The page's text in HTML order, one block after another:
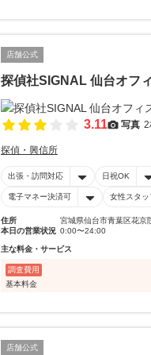
店舗公式
探偵社SIGNAL 仙台オフ
3.11 写真 2
探偵・興信所
出張・訪問対応 日祝OK
電子マネー決済可 女性スタッ
住所
宮城県仙台市青葉区花京
本日の営業状況 0:00〜24:00
主な料金・サービス
調査費用
基本料金
店舗公式